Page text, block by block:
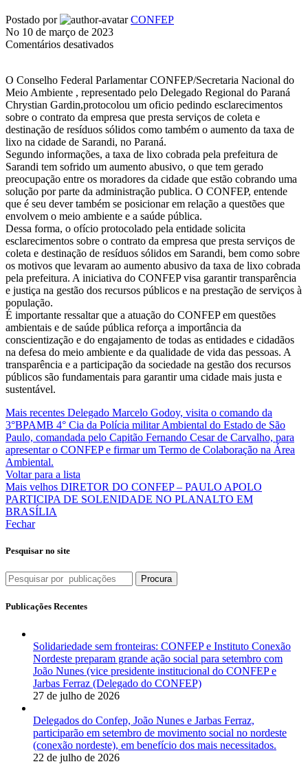
Postado por
CONFEP
No 10 de março de 2023
Comentários desativadosem
do
Delegado
do
Meio
Ambiente
Chrystian
Gardin
do
paraná
questiona
aumento
abusivo
da
taxa
de
lixo
em
Sarandi-
e
pede
esclarecimentos
sobre
contrato
da
de
serviços
O Conselho Federal Parlamentar CONFEP/Secretaria Nacional do
Meio Ambiente , representado pelo Delegado Regional do Paraná
Chrystian Gardin,protocolou um oficio pedindo esclarecimentos
sobre o contrato da empresa que presta serviços de coleta e
destinação de resíduos sólidos como também o aumento da taxa de
lixo na cidade de Sarandi, no Paraná.
Segundo informações, a taxa de lixo cobrada pela prefeitura de
Sarandi tem sofrido um aumento abusivo, o que tem gerado
preocupação entre os moradores da cidade que estão cobrando uma
solução por parte da administração publica. O CONFEP, entende
que é seu dever também se posicionar em relação a questões que
envolvem o meio ambiente e a saúde pública.
Dessa forma, o ofício protocolado pela entidade solicita
esclarecimentos sobre o contrato da empresa que presta serviços de
coleta e destinação de resíduos sólidos em Sarandi, bem como sobre
os motivos que levaram ao aumento abusivo da taxa de lixo cobrada
pela prefeitura. A iniciativa do CONFEP visa garantir transparência
e justiça na gestão dos recursos públicos e na prestação de serviços à
população.
É importante ressaltar que a atuação do CONFEP em questões
ambientais e de saúde pública reforça a importância da
conscientização e do engajamento de todas as entidades e cidadãos
na defesa do meio ambiente e da qualidade de vida das pessoas. A
transparência e a participação da sociedade na gestão dos recursos
públicos são fundamentais para garantir uma cidade mais justa e
sustentável.
Mais recentes Delegado Marcelo Godoy, visita o comando da
3°BPAMB 4° Cia da Polícia militar Ambiental do Estado de São
Paulo, comandada pelo Capitão Fernando Cesar de Carvalho, para
apresentar o CONFEP e firmar um Termo de Colaboração na Área
Ambiental.
Voltar para a lista
Mais velhos DIRETOR DO CONFEP – PAULO APOLO
PARTICIPA DE SOLENIDADE NO PLANALTO EM
BRASÍLIA
Fechar
Pesquisar no site
Procura
Publicações Recentes
Solidariedade sem fronteiras: CONFEP e Instituto Conexão
Nordeste preparam grande ação social para setembro com
João Nunes (vice presidente institucional do CONFEP e
Jarbas Ferraz (Delegado do CONFEP)
27 de julho de 2026
Delegados do Confep, João Nunes e Jarbas Ferraz,
participarão em setembro de movimento social no nordeste
(conexão nordeste), em benefício dos mais necessitados.
22 de julho de 2026